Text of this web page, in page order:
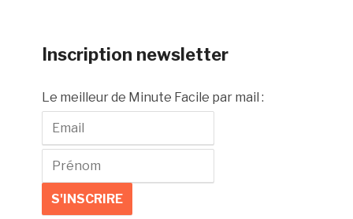
Inscription newsletter
Le meilleur de Minute Facile par mail :